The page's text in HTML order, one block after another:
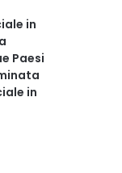
in
Paesi
in